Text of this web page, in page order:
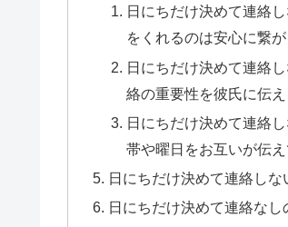
日にちだけ決めて連絡
をくれるのは安心に繋
日にちだけ決めて連絡
絡の重要性を彼氏に伝え
日にちだけ決めて連絡
帯や曜日をお互いが伝え
日にちだけ決めて連絡し
日にちだけ決めて連絡な